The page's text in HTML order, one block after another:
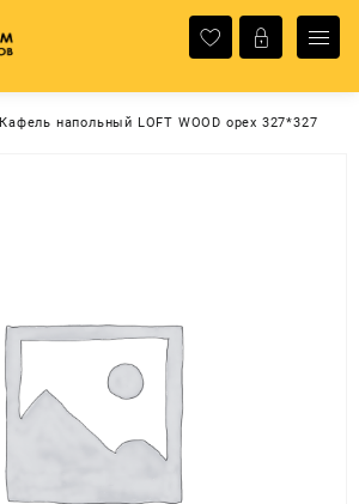
Кафель напольный LOFT WOOD орех 327*327